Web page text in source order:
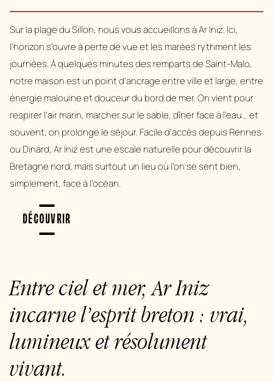
Sur la plage du Sillon, nous vous accueillons à Ar Iniz. Ici,
l’horizon s’ouvre à perte de vue et les marées rythment les
journées. À quelques minutes des remparts de Saint-Malo,
notre maison est un point d’ancrage entre ville et large, entre
énergie malouine et douceur du bord de mer. On vient pour
respirer l’air marin, marcher sur le sable, dîner face à l’eau… et
souvent, on prolonge le séjour. Facile d’accès depuis Rennes
ou Dinard, Ar Iniz est une escale naturelle pour découvrir la
Bretagne nord, mais surtout un lieu où l’on se sent bien,
simplement, face à l’océan.
DÉCOUVRIR
Entre ciel et mer, Ar Iniz
incarne l’esprit breton : vrai,
lumineux et résolument
vivant.